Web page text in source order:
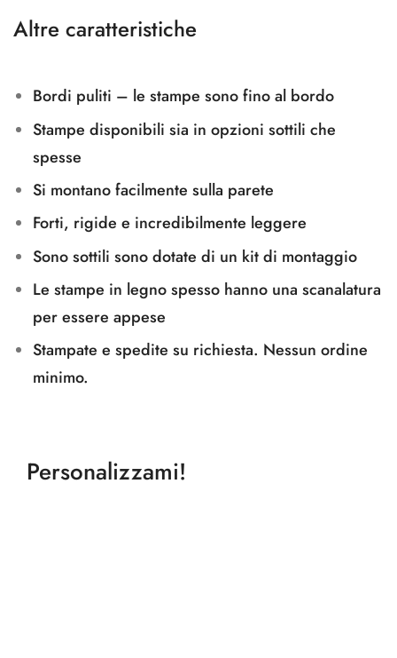
Altre caratteristiche
Bordi puliti – le stampe sono fino al bordo
Stampe disponibili sia in opzioni sottili che
spesse
Si montano facilmente sulla parete
Forti, rigide e incredibilmente leggere
Sono sottili sono dotate di un kit di montaggio
Le stampe in legno spesso hanno una scanalatura
per essere appese
Stampate e spedite su richiesta. Nessun ordine
minimo.
Personalizzami!